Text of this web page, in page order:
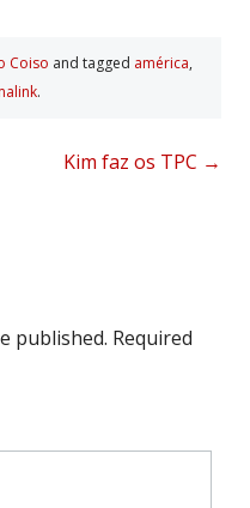
Coiso and tagged américa,
.
Kim faz os TPC →
published. Required